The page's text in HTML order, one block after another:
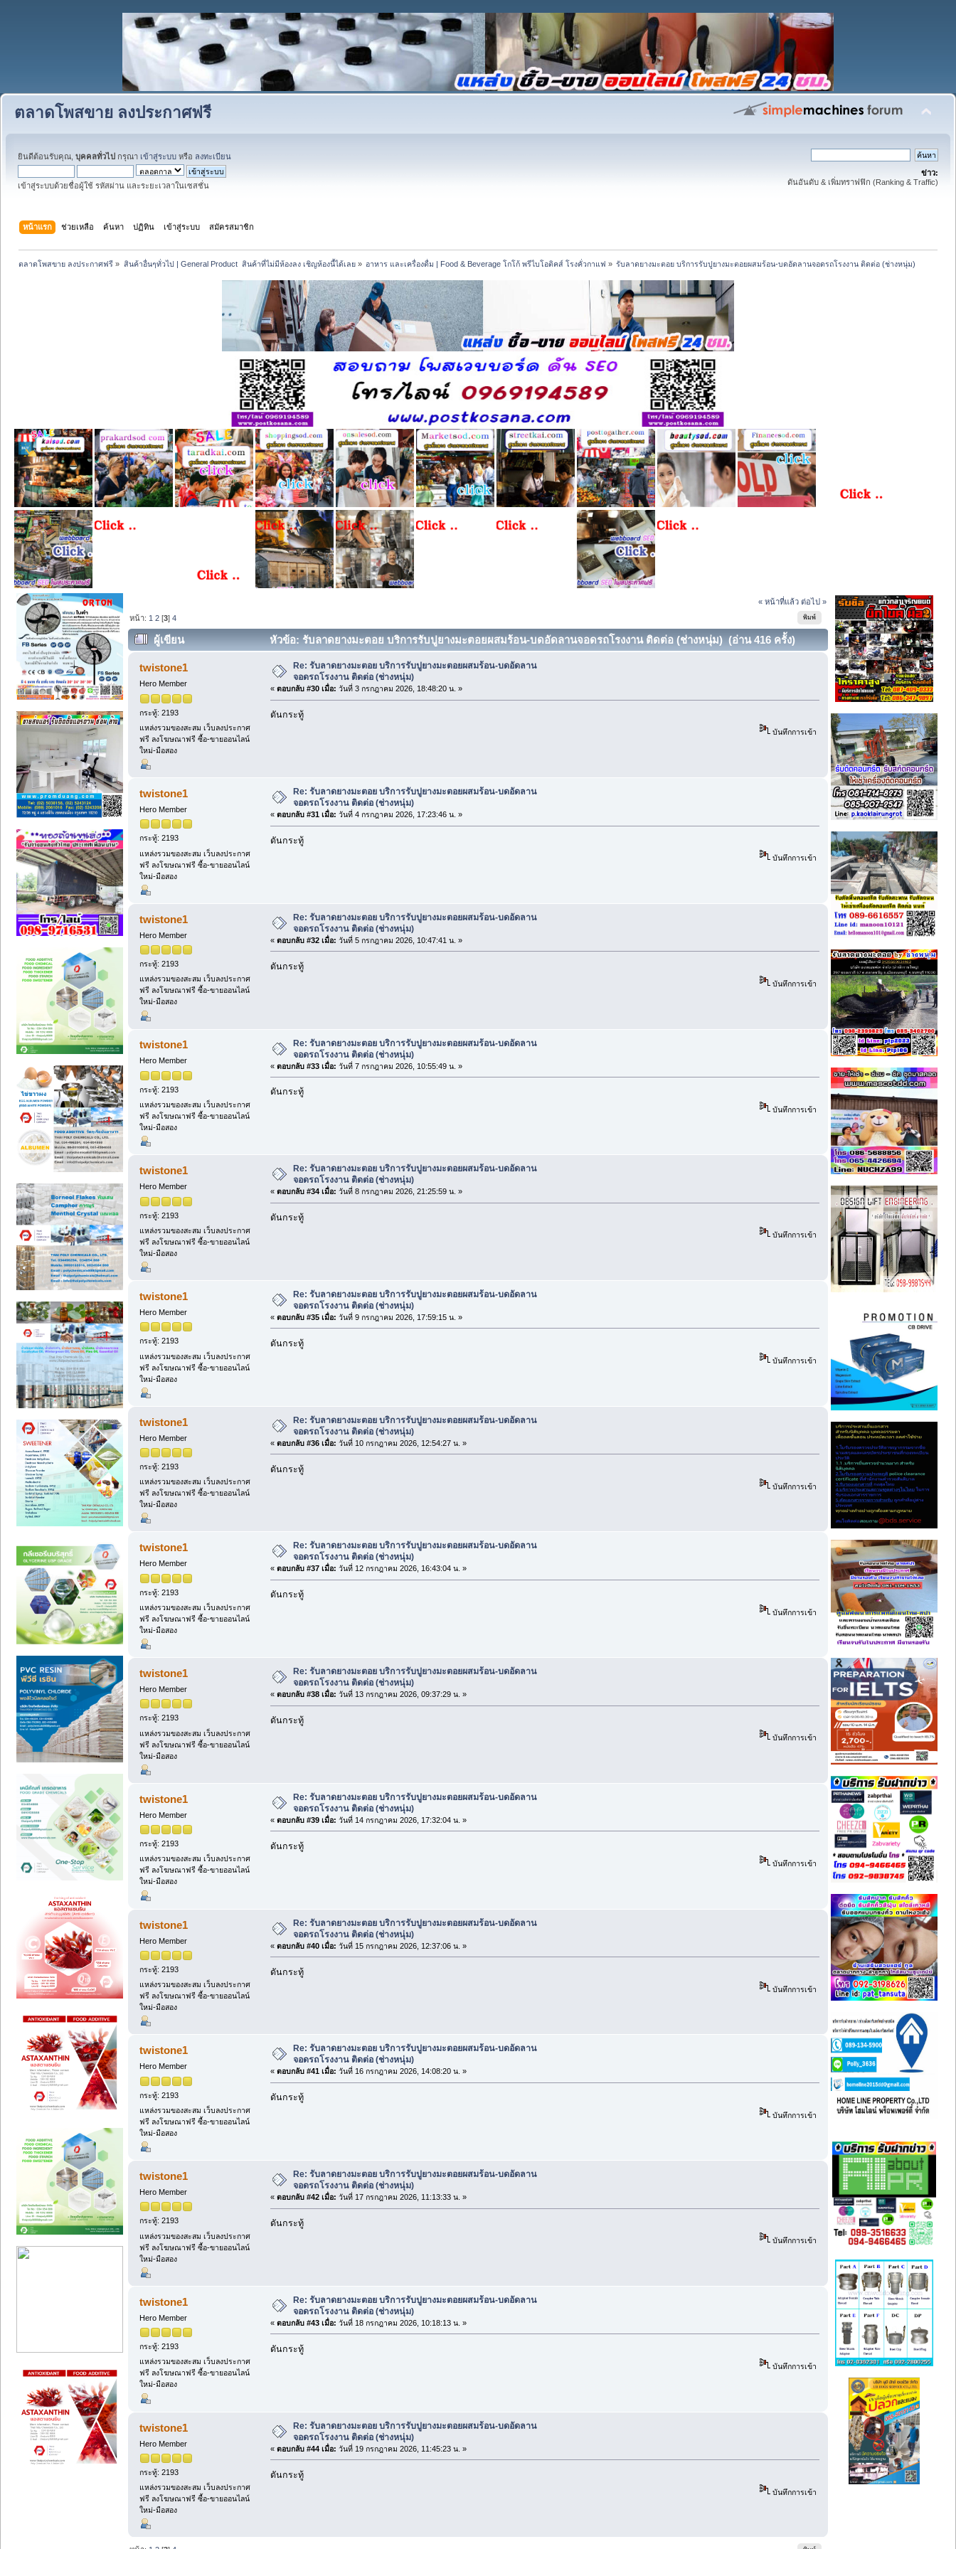
ตลาดโพสขาย ลงประกาศฟรี
ยินดีต้อนรับคุณ, บุคคลทั่วไป กรุณา เข้าสู่ระบบ หรือ ลงทะเบียน
เข้าสู่ระบบด้วยชื่อผู้ใช้ รหัสผ่าน และระยะเวลาในเซสชั่น
ข่าว:
ดันอันดับ & เพิ่มทราฟฟิก (Ranking & Traffic)
หน้าแรก ช่วยเหลือ ค้นหา ปฏิทิน เข้าสู่ระบบ สมัครสมาชิก
ตลาดโพสขาย ลงประกาศฟรี » สินค้าอื่นๆทั่วไป | General Product  สินค้าที่ไม่มีห้องลง เชิญห้องนี้ได้เลย» อาหาร และเครื่องดื่ม | Food & Beverage โกโก้ พรีไบโอติคส์ โรงคั่วกาแฟ » รับลาดยางมะตอย บริการรับปูยางมะตอยผสมร้อน-บดอัดลานจอดรถโรงงาน ติดต่อ (ช่างหนุ่ม)
« หน้าที่แล้ว ต่อไป »
พิมพ์
หน้า: 1 2 [3]4
ผู้เขียน หัวข้อ: รับลาดยางมะตอย บริการรับปูยางมะตอยผสมร้อน-บดอัดลานจอดรถโรงงาน ติดต่อ (ช่างหนุ่ม) (อ่าน 416 ครั้ง)
twistone1
Hero Member
กระทู้: 2193
แหล่งรวมของสะสม เว็บลงประกาศ
ฟรี ลงโฆษณาฟรี ซื้อ-ขายออนไลน์
ใหม่-มือสอง
Re: รับลาดยางมะตอย บริการรับปูยางมะตอยผสมร้อน-บดอัดลาน
จอดรถโรงงาน ติดต่อ (ช่างหนุ่ม)
« ตอบกลับ #30 เมื่อ: วันที่ 3 กรกฎาคม 2026, 18:48:20 น. »
ดันกระทู้
บันทึกการเข้า
twistone1
Hero Member
กระทู้: 2193
แหล่งรวมของสะสม เว็บลงประกาศ
ฟรี ลงโฆษณาฟรี ซื้อ-ขายออนไลน์
ใหม่-มือสอง
Re: รับลาดยางมะตอย บริการรับปูยางมะตอยผสมร้อน-บดอัดลาน
จอดรถโรงงาน ติดต่อ (ช่างหนุ่ม)
« ตอบกลับ #31 เมื่อ: วันที่ 4 กรกฎาคม 2026, 17:23:46 น. »
ดันกระทู้
บันทึกการเข้า
twistone1
Hero Member
กระทู้: 2193
แหล่งรวมของสะสม เว็บลงประกาศ
ฟรี ลงโฆษณาฟรี ซื้อ-ขายออนไลน์
ใหม่-มือสอง
Re: รับลาดยางมะตอย บริการรับปูยางมะตอยผสมร้อน-บดอัดลาน
จอดรถโรงงาน ติดต่อ (ช่างหนุ่ม)
« ตอบกลับ #32 เมื่อ: วันที่ 5 กรกฎาคม 2026, 10:47:41 น. »
ดันกระทู้
บันทึกการเข้า
twistone1
Hero Member
กระทู้: 2193
แหล่งรวมของสะสม เว็บลงประกาศ
ฟรี ลงโฆษณาฟรี ซื้อ-ขายออนไลน์
ใหม่-มือสอง
Re: รับลาดยางมะตอย บริการรับปูยางมะตอยผสมร้อน-บดอัดลาน
จอดรถโรงงาน ติดต่อ (ช่างหนุ่ม)
« ตอบกลับ #33 เมื่อ: วันที่ 7 กรกฎาคม 2026, 10:55:49 น. »
ดันกระทู้
บันทึกการเข้า
twistone1
Hero Member
กระทู้: 2193
แหล่งรวมของสะสม เว็บลงประกาศ
ฟรี ลงโฆษณาฟรี ซื้อ-ขายออนไลน์
ใหม่-มือสอง
Re: รับลาดยางมะตอย บริการรับปูยางมะตอยผสมร้อน-บดอัดลาน
จอดรถโรงงาน ติดต่อ (ช่างหนุ่ม)
« ตอบกลับ #34 เมื่อ: วันที่ 8 กรกฎาคม 2026, 21:25:59 น. »
ดันกระทู้
บันทึกการเข้า
twistone1
Hero Member
กระทู้: 2193
แหล่งรวมของสะสม เว็บลงประกาศ
ฟรี ลงโฆษณาฟรี ซื้อ-ขายออนไลน์
ใหม่-มือสอง
Re: รับลาดยางมะตอย บริการรับปูยางมะตอยผสมร้อน-บดอัดลาน
จอดรถโรงงาน ติดต่อ (ช่างหนุ่ม)
« ตอบกลับ #35 เมื่อ: วันที่ 9 กรกฎาคม 2026, 17:59:15 น. »
ดันกระทู้
บันทึกการเข้า
twistone1
Hero Member
กระทู้: 2193
แหล่งรวมของสะสม เว็บลงประกาศ
ฟรี ลงโฆษณาฟรี ซื้อ-ขายออนไลน์
ใหม่-มือสอง
Re: รับลาดยางมะตอย บริการรับปูยางมะตอยผสมร้อน-บดอัดลาน
จอดรถโรงงาน ติดต่อ (ช่างหนุ่ม)
« ตอบกลับ #36 เมื่อ: วันที่ 10 กรกฎาคม 2026, 12:54:27 น. »
ดันกระทู้
บันทึกการเข้า
twistone1
Hero Member
กระทู้: 2193
แหล่งรวมของสะสม เว็บลงประกาศ
ฟรี ลงโฆษณาฟรี ซื้อ-ขายออนไลน์
ใหม่-มือสอง
Re: รับลาดยางมะตอย บริการรับปูยางมะตอยผสมร้อน-บดอัดลาน
จอดรถโรงงาน ติดต่อ (ช่างหนุ่ม)
« ตอบกลับ #37 เมื่อ: วันที่ 12 กรกฎาคม 2026, 16:43:04 น. »
ดันกระทู้
บันทึกการเข้า
twistone1
Hero Member
กระทู้: 2193
แหล่งรวมของสะสม เว็บลงประกาศ
ฟรี ลงโฆษณาฟรี ซื้อ-ขายออนไลน์
ใหม่-มือสอง
Re: รับลาดยางมะตอย บริการรับปูยางมะตอยผสมร้อน-บดอัดลาน
จอดรถโรงงาน ติดต่อ (ช่างหนุ่ม)
« ตอบกลับ #38 เมื่อ: วันที่ 13 กรกฎาคม 2026, 09:37:29 น. »
ดันกระทู้
บันทึกการเข้า
twistone1
Hero Member
กระทู้: 2193
แหล่งรวมของสะสม เว็บลงประกาศ
ฟรี ลงโฆษณาฟรี ซื้อ-ขายออนไลน์
ใหม่-มือสอง
Re: รับลาดยางมะตอย บริการรับปูยางมะตอยผสมร้อน-บดอัดลาน
จอดรถโรงงาน ติดต่อ (ช่างหนุ่ม)
« ตอบกลับ #39 เมื่อ: วันที่ 14 กรกฎาคม 2026, 17:32:04 น. »
ดันกระทู้
บันทึกการเข้า
twistone1
Hero Member
กระทู้: 2193
แหล่งรวมของสะสม เว็บลงประกาศ
ฟรี ลงโฆษณาฟรี ซื้อ-ขายออนไลน์
ใหม่-มือสอง
Re: รับลาดยางมะตอย บริการรับปูยางมะตอยผสมร้อน-บดอัดลาน
จอดรถโรงงาน ติดต่อ (ช่างหนุ่ม)
« ตอบกลับ #40 เมื่อ: วันที่ 15 กรกฎาคม 2026, 12:37:06 น. »
ดันกระทู้
บันทึกการเข้า
twistone1
Hero Member
กระทู้: 2193
แหล่งรวมของสะสม เว็บลงประกาศ
ฟรี ลงโฆษณาฟรี ซื้อ-ขายออนไลน์
ใหม่-มือสอง
Re: รับลาดยางมะตอย บริการรับปูยางมะตอยผสมร้อน-บดอัดลาน
จอดรถโรงงาน ติดต่อ (ช่างหนุ่ม)
« ตอบกลับ #41 เมื่อ: วันที่ 16 กรกฎาคม 2026, 14:08:20 น. »
ดันกระทู้
บันทึกการเข้า
twistone1
Hero Member
กระทู้: 2193
แหล่งรวมของสะสม เว็บลงประกาศ
ฟรี ลงโฆษณาฟรี ซื้อ-ขายออนไลน์
ใหม่-มือสอง
Re: รับลาดยางมะตอย บริการรับปูยางมะตอยผสมร้อน-บดอัดลาน
จอดรถโรงงาน ติดต่อ (ช่างหนุ่ม)
« ตอบกลับ #42 เมื่อ: วันที่ 17 กรกฎาคม 2026, 11:13:33 น. »
ดันกระทู้
บันทึกการเข้า
twistone1
Hero Member
กระทู้: 2193
แหล่งรวมของสะสม เว็บลงประกาศ
ฟรี ลงโฆษณาฟรี ซื้อ-ขายออนไลน์
ใหม่-มือสอง
Re: รับลาดยางมะตอย บริการรับปูยางมะตอยผสมร้อน-บดอัดลาน
จอดรถโรงงาน ติดต่อ (ช่างหนุ่ม)
« ตอบกลับ #43 เมื่อ: วันที่ 18 กรกฎาคม 2026, 10:18:13 น. »
ดันกระทู้
บันทึกการเข้า
twistone1
Hero Member
กระทู้: 2193
แหล่งรวมของสะสม เว็บลงประกาศ
ฟรี ลงโฆษณาฟรี ซื้อ-ขายออนไลน์
ใหม่-มือสอง
Re: รับลาดยางมะตอย บริการรับปูยางมะตอยผสมร้อน-บดอัดลาน
จอดรถโรงงาน ติดต่อ (ช่างหนุ่ม)
« ตอบกลับ #44 เมื่อ: วันที่ 19 กรกฎาคม 2026, 11:45:23 น. »
ดันกระทู้
บันทึกการเข้า